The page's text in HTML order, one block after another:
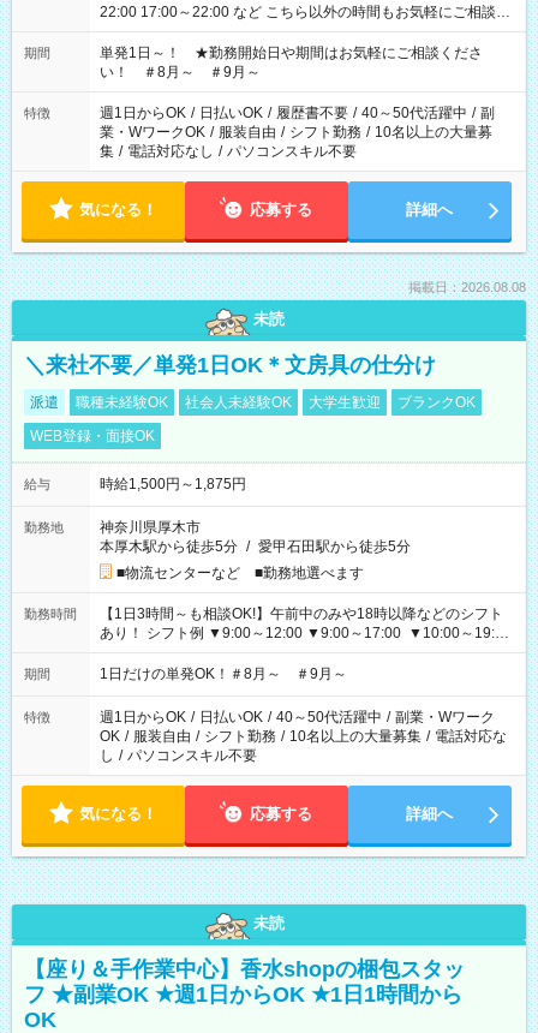
22:00 17:00～22:00 など こちら以外の時間もお気軽にご相談く
ださい！
期間
単発1日～！ ★勤務開始日や期間はお気軽にご相談くださ
い！ ＃8月～ ＃9月～
特徴 週1日からOK / 日払いOK / 履歴書不要 / 40～50代活躍中 / 副
業・WワークOK / 服装自由 / シフト勤務 / 10名以上の大量募
集 / 電話対応なし / パソコンスキル不要
気になる！ 応募する 詳細へ
掲載日：2026.08.08
未読
＼来社不要／単発1日OK＊文房具の仕分け
派遣 職種未経験OK 社会人未経験OK 大学生歓迎
ブランクOK
WEB登録・面接OK
給与 時給1,500円～1,875円
勤務地
神奈川県厚木市
本厚木駅から徒歩5分 / 愛甲石田駅から徒歩5分
■物流センターなど ■勤務地選べます
勤務時間
【1日3時間～も相談OK!】午前中のみや18時以降などのシフト
あり！ シフト例 ▼9:00～12:00 ▼9:00～17:00 ▼10:00～19:00
▼18:00～21:00
期間 1日だけの単発OK！＃8月～ ＃9月～
特徴 週1日からOK / 日払いOK / 40～50代活躍中 / 副業・Wワーク
OK / 服装自由 / シフト勤務 / 10名以上の大量募集 / 電話対応な
し / パソコンスキル不要
気になる！ 応募する 詳細へ
未読
【座り＆手作業中心】香水shopの梱包スタッ
フ ★副業OK ★週1日からOK ★1日1時間から
OK